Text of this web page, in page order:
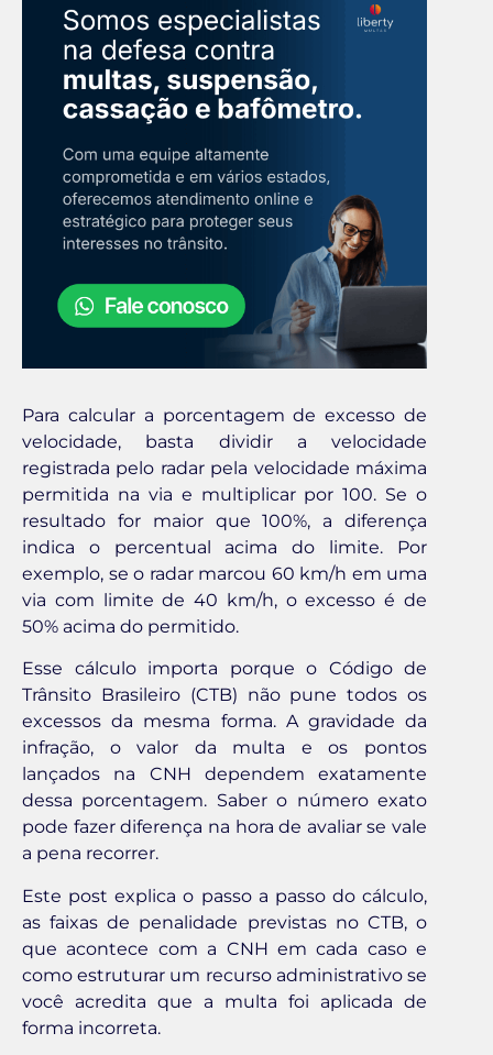
Para calcular a porcentagem de excesso de
velocidade, basta dividir a velocidade
registrada pelo radar pela velocidade máxima
permitida na via e multiplicar por 100. Se o
resultado for maior que 100%, a diferença
indica o percentual acima do limite. Por
exemplo, se o radar marcou 60 km/h em uma
via com limite de 40 km/h, o excesso é de
50% acima do permitido.
Esse cálculo importa porque o Código de
Trânsito Brasileiro (CTB) não pune todos os
excessos da mesma forma. A gravidade da
infração, o valor da multa e os pontos
lançados na CNH dependem exatamente
dessa porcentagem. Saber o número exato
pode fazer diferença na hora de avaliar se vale
a pena recorrer.
Este post explica o passo a passo do cálculo,
as faixas de penalidade previstas no CTB, o
que acontece com a CNH em cada caso e
como estruturar um recurso administrativo se
você acredita que a multa foi aplicada de
forma incorreta.